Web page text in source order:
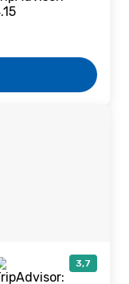
3,7